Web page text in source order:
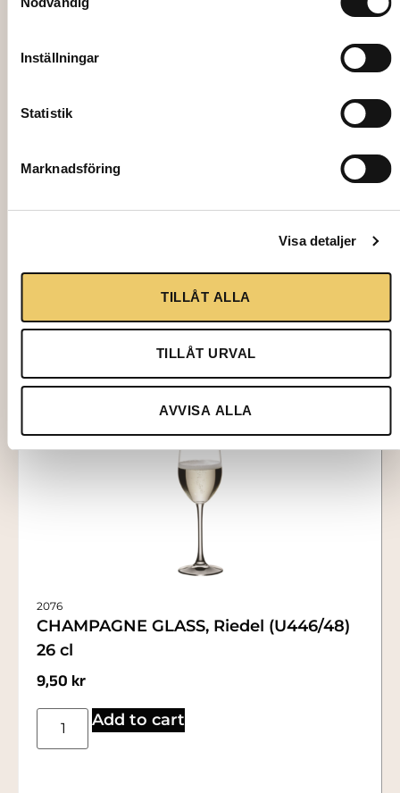
Inställningar
Statistik
Marknadsföring
Visa detaljer
TILLÅT ALLA
TILLÅT URVAL
AVVISA ALLA
2080
(U489/0) 56 cl
Add to cart
2076
CHAMPAGNE GLASS, Riedel (U446/48)
26 cl
9,50 kr
Add to cart